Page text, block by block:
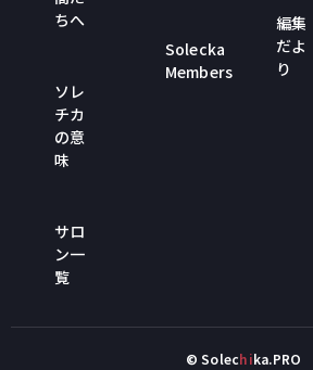
ちへ
ソレ
チカ
の意
味
サロ
ン一
覧
Solecka
Members
編集
だよ
り
© Solechika.PRO